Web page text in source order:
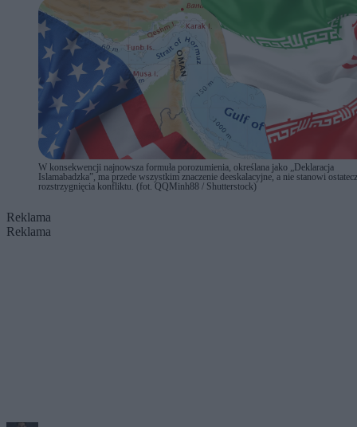
W konsekwencji najnowsza formuła porozumienia, określana jako „Deklaracja
Islamabadzka”, ma przede wszystkim znaczenie deeskalacyjne, a nie stanowi
rozstrzygnięcia konfliktu. (fot. QQMinh88 / Shutterstock)
Reklama
Reklama